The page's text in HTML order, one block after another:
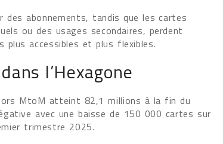
des abonnements, tandis que les cartes
ou des usages secondaires, perdent
accessibles et plus flexibles.
l’Hexagone
MtoM atteint 82,1 millions à la fin du
avec une baisse de 150 000 cartes sur
trimestre 2025.